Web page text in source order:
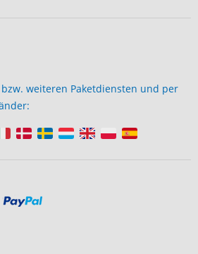
weiteren Paketdiensten und per